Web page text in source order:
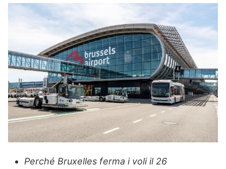
Perché Bruxelles ferma i voli il 26